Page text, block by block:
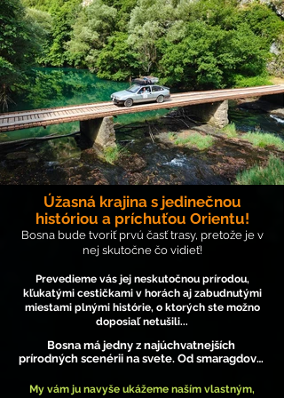
Úžasná krajina s jedinečnou
históriou a príchuťou Orientu!
Bosna bude tvoriť prvú časť trasy, pretože je v
nej skutočne čo vidieť!
Prevedieme vás jej neskutočnou prírodou,
kľukatými cestičkami v horách aj zabudnutými
miestami plnými histórie, o ktorých ste možno
doposiaľ netušili...
Bosna má jedny z najúchvatnejších
prírodných scenérii na svete. Od smaragdovo
osmanskú architektúru, táto balkánska krajina
My vám ju navyše ukážeme naším vlastným,